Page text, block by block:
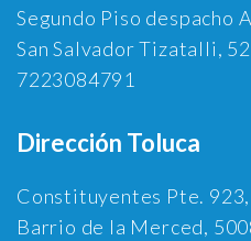
Segundo Piso despacho
San Salvador Tizatalli,
7223084791
Dirección Toluca
Constituyentes Pte. 923,
Barrio de la Merced,